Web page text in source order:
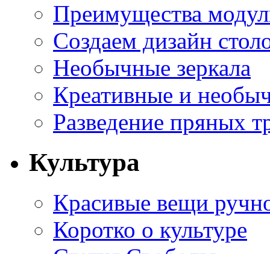
Преимущества
Создаем дизайн
Необычные зеркала
Креативные и
Разведение пряных
Культура
Красивые вещи
Коротко о культуре